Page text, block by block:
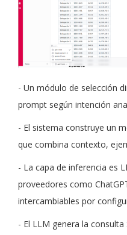
- Un módulo de selección
prompt según intención
- El sistema construye un
que combina contexto,
- La capa de inferencia es
proveedores como
intercambiables por
- El LLM genera la